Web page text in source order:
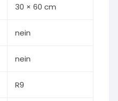
30 × 60 cm
nein
nein
R9